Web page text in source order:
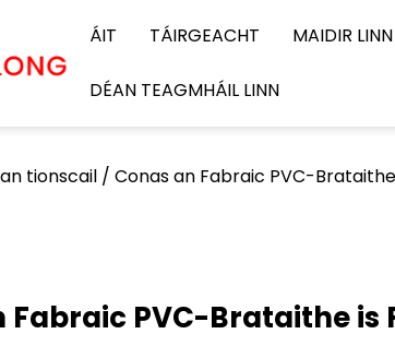
ÁIT TÁIRGEACHT MAIDIR LINN
DÉAN TEAGMHÁIL LINN
tionscail / Conas an Fabraic PVC-
Fabraic PVC-Brataithe